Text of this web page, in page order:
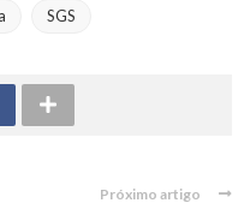
SGS
Próximo artigo